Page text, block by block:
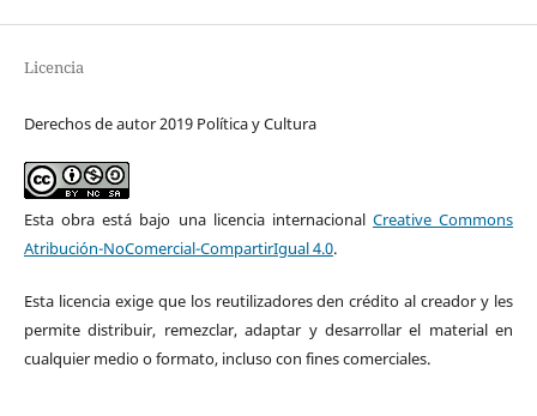
Licencia
Derechos de autor 2019 Política y Cultura
Esta obra está bajo una licencia internacional Creative Commons
Atribución-NoComercial-CompartirIgual 4.0.
Esta licencia exige que los reutilizadores den crédito al creador y les
permite distribuir, remezclar, adaptar y desarrollar el material en
cualquier medio o formato, incluso con fines comerciales.